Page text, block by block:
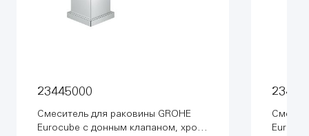
23445000
Смеситель для раковины GROHE
Eurocube с донным клапаном, хром